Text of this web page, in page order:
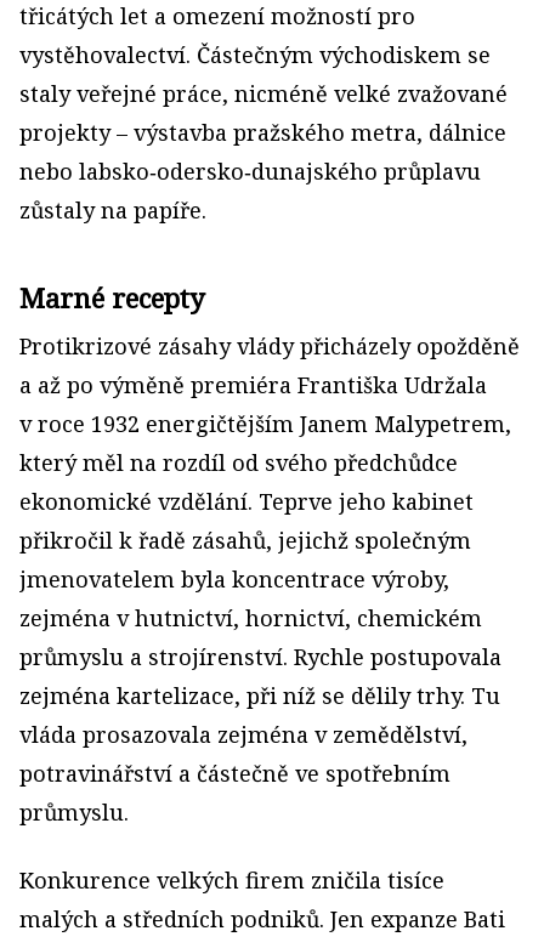
třicátých let a omezení možností pro
vystěhova­lectví. Částečným východiskem se
staly veřejné práce, nicméně velké zvažované
projekty – výstavba pražského metra, dálnice
nebo labsko‑odersko‑dunajského průplavu
zůstaly na papíře.
Marné recepty
Protikrizové zásahy vlády přicházely opožděně
a až po výměně premiéra Františka Udržala
v roce 1932 energičtějším Janem Malypetrem,
který měl na rozdíl od svého předchůdce
ekonomické vzdělání. Teprve jeho kabinet
přikročil k řadě zásahů, jejichž společným
jmenovatelem byla koncentrace výroby,
zejména v hutnictví, hornictví, chemickém
průmyslu a strojírenství. Rychle postupovala
zejména kartelizace, při níž se dělily trhy. Tu
vláda prosazovala zejména v zemědělství,
potravinářství a částečně ve spotřebním
průmyslu.
Konkurence velkých firem zničila tisíce
malých a středních podniků. Jen expanze Bati